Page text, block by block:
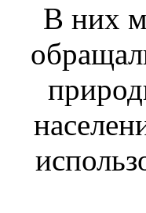
В них